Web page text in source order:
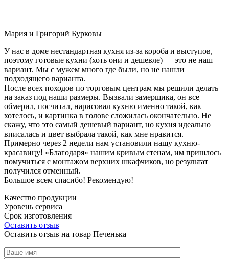
Мария и Григорий Бурковы
У нас в доме нестандартная кухня из-за короба и выступов,
поэтому готовые кухни (хоть они и дешевле) — это не наш
вариант. Мы с мужем много где были, но не нашли
подходящего варианта.
После всех походов по торговым центрам мы решили делать
на заказ под наши размеры. Вызвали замерщика, он все
обмерил, посчитал, нарисовал кухню именно такой, как
хотелось, и картинка в голове сложилась окончательно. Не
скажу, что это самый дешевый вариант, но кухня идеально
вписалась и цвет выбрала такой, как мне нравится.
Примерно через 2 недели нам установили нашу кухню-
красавицу! «Благодаря» нашим кривым стенам, им пришлось
помучиться с монтажом верхних шкафчиков, но результат
получился отменный.
Большое всем спасибо! Рекомендую!
Качество продукции
Уровень сервиса
Срок изготовления
Оставить отзыв
Оставить отзыв на товар Печенька